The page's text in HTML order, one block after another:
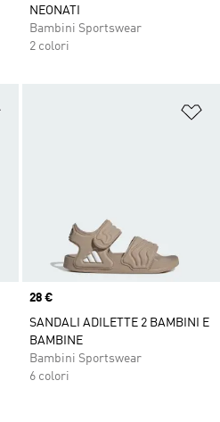
NEONATI
Bambini Sportswear
2 colori
Aggiungi alla lista dei desideri
Price
28 €
SANDALI ADILETTE 2 BAMBINI E
BAMBINE
Bambini Sportswear
6 colori